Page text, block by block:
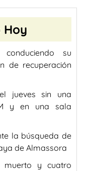
Hoy
su
de recuperación
jueves sin una
y en una sala
la búsqueda de
de Almassora
muerto y cuatro